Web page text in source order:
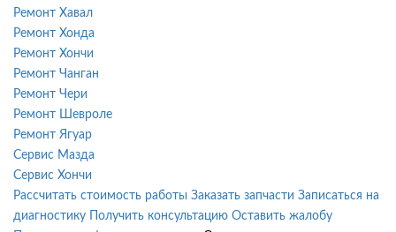
Ремонт Хавал
Ремонт Хонда
Ремонт Хончи
Ремонт Чанган
Ремонт Чери
Ремонт Шевроле
Ремонт Ягуар
Сервис Мазда
Сервис Хончи
Рассчитать стоимость работы Заказать запчасти Записаться на
диагностику
Получить консультацию Оставить жалобу